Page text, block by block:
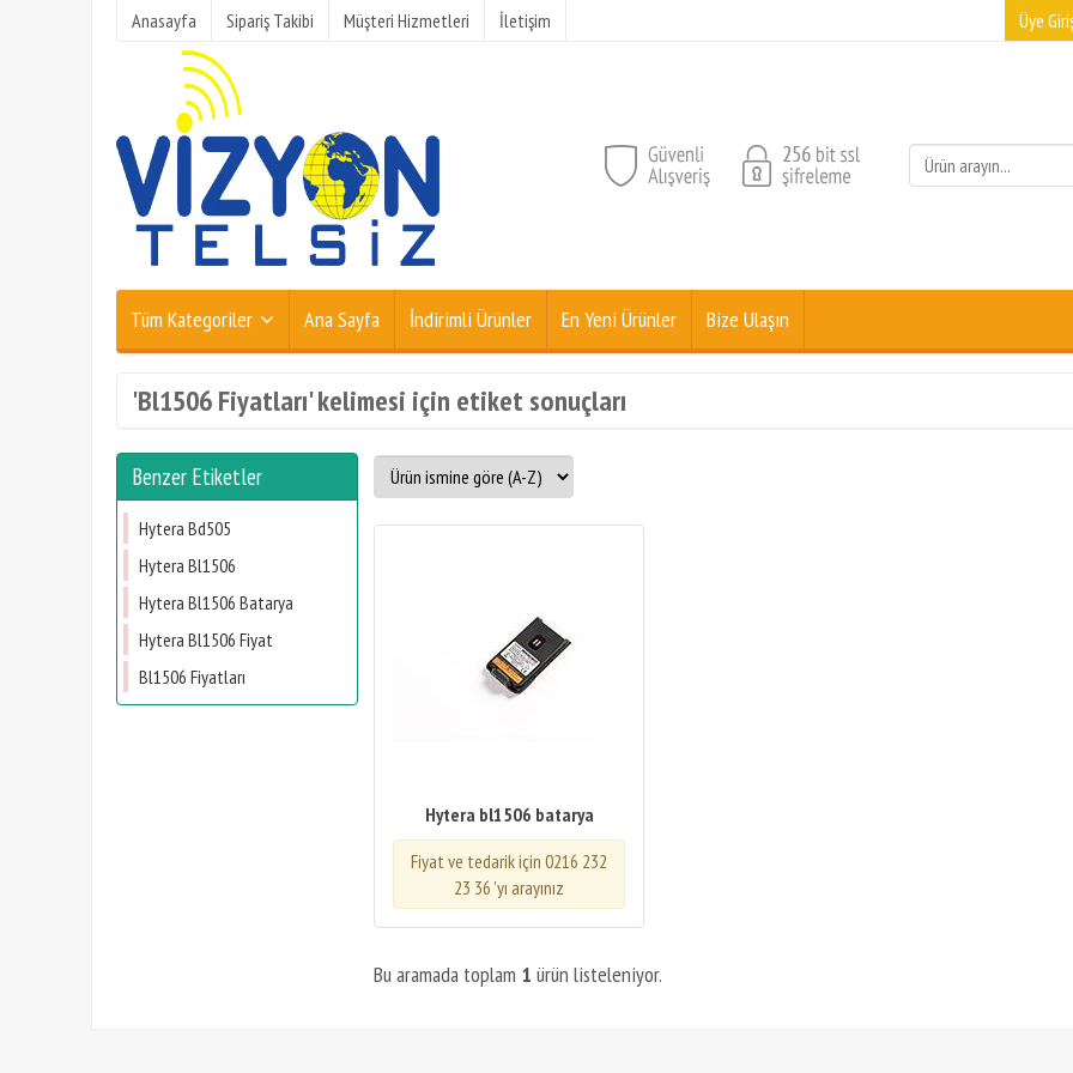
Anasayfa Sipariş Takibi Müşteri Hizmetleri İletişim Üye
Tüm Kategoriler Ana Sayfa İndirimli Ürünler En Yeni Ürünler Bize Ulaşın
'Bl1506 Fiyatları' kelimesi için etiket sonuçları
Benzer Etiketler
Hytera Bd505
Hytera Bl1506
Hytera Bl1506 Batarya
Hytera Bl1506 Fiyat
Bl1506 Fiyatları
Hytera bl1506 batarya
Fiyat ve tedarik için 0216 232
23 36 'yı arayınız
Bu aramada toplam 1 ürün listeleniyor.